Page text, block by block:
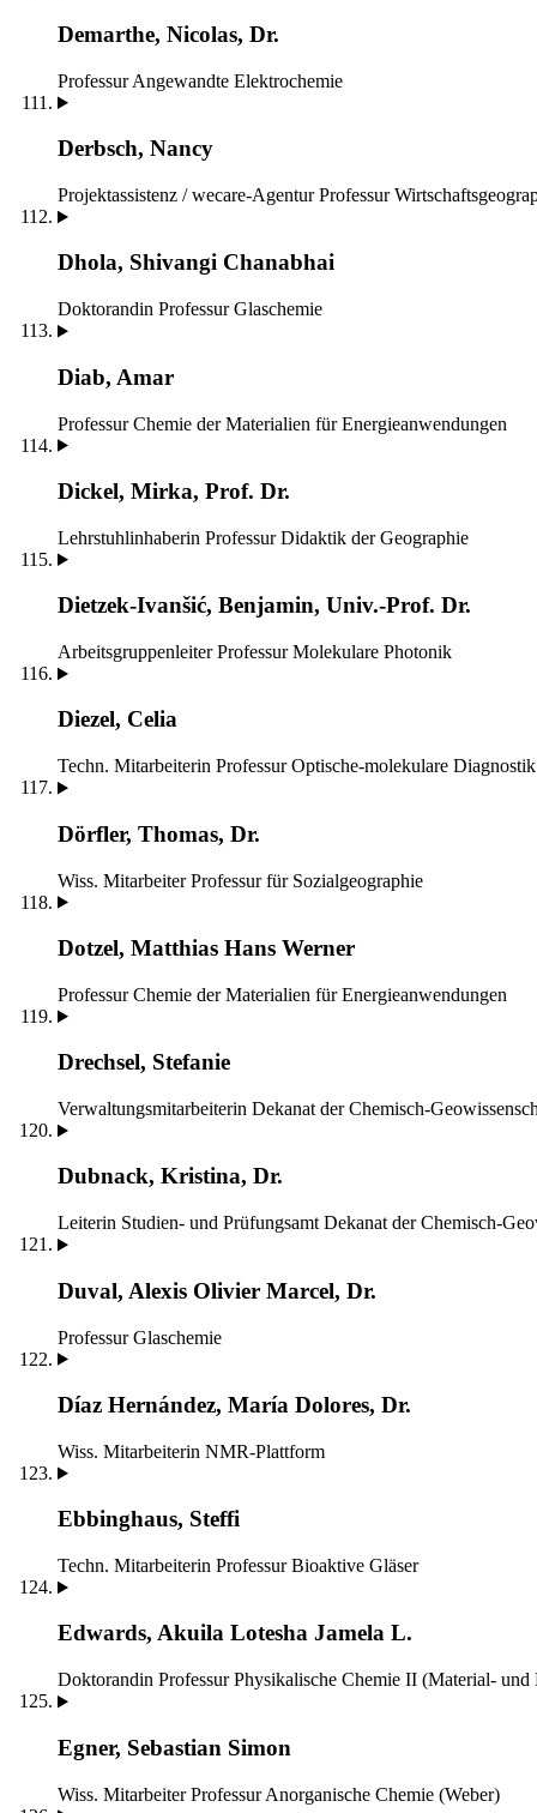
Demarthe, Nicolas, Dr.
Professur Angewandte Elektrochemie
Derbsch, Nancy
Projektassistenz / wecare-Agentur Professur
Dhola, Shivangi Chanabhai
Doktorandin Professur Glaschemie
Diab, Amar
Professur Chemie der Materialien für Energieanwendungen
Dickel, Mirka, Prof. Dr.
Lehrstuhlinhaberin Professur Didaktik der Geographie
Dietzek-Ivanšić, Benjamin, Univ.-Prof. Dr.
Arbeitsgruppenleiter Professur Molekulare Photonik
Diezel, Celia
Techn. Mitarbeiterin Professur Optische-molekulare
Dörfler, Thomas, Dr.
Wiss. Mitarbeiter Professur für Sozialgeographie
Dotzel, Matthias Hans Werner
Professur Chemie der Materialien für Energieanwendungen
Drechsel, Stefanie
Verwaltungsmitarbeiterin Dekanat der Chemisch-
Dubnack, Kristina, Dr.
Leiterin Studien- und Prüfungsamt Dekanat der Chemisch-
Duval, Alexis Olivier Marcel, Dr.
Professur Glaschemie
Díaz Hernández, María Dolores, Dr.
Wiss. Mitarbeiterin NMR-Plattform
Ebbinghaus, Steffi
Techn. Mitarbeiterin Professur Bioaktive Gläser
Edwards, Akuila Lotesha Jamela L.
Doktorandin Professur Physikalische Chemie II (Material-
Egner, Sebastian Simon
Wiss. Mitarbeiter Professur Anorganische Chemie (Weber)